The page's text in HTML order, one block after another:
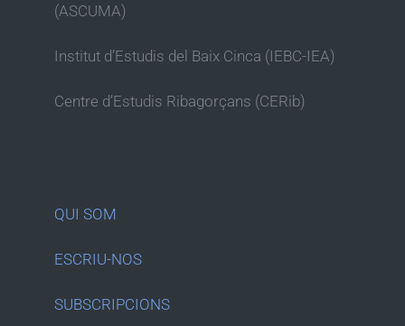
(ASCUMA)
Institut d’Estudis del Baix Cinca (IEBC-IEA)
Centre d’Estudis Ribagorçans (CERib)
QUI SOM
ESCRIU-NOS
SUBSCRIPCIONS